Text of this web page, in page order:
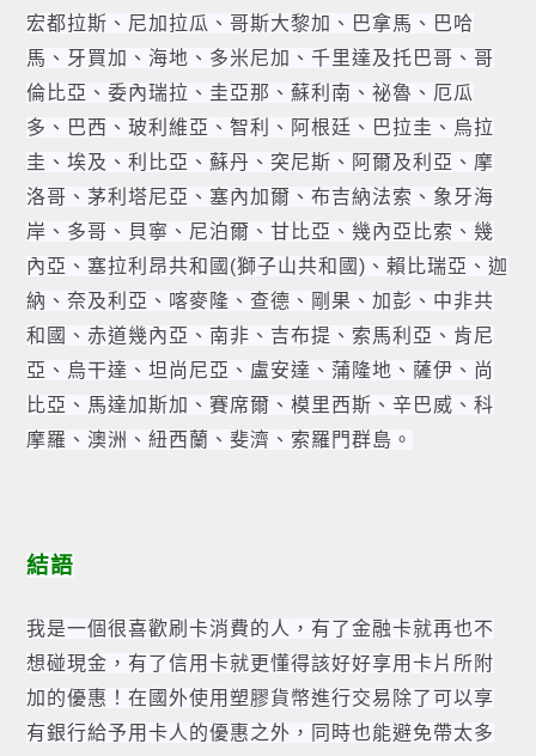
宏都拉斯、尼加拉瓜、哥斯大黎加、巴拿馬、巴哈
馬、牙買加、海地、多米尼加、千里達及托巴哥、哥
倫比亞、委內瑞拉、圭亞那、蘇利南、祕魯、厄瓜
多、巴西、玻利維亞、智利、阿根廷、巴拉圭、烏拉
圭、埃及、利比亞、蘇丹、突尼斯、阿爾及利亞、摩
洛哥、茅利塔尼亞、塞內加爾、布吉納法索、象牙海
岸、多哥、貝寧、尼泊爾、甘比亞、幾內亞比索、幾
內亞、 塞拉利昂共和國(獅子山共和國) 、賴比瑞亞、迦
納、奈及利亞、喀麥隆、查德、剛果、加彭、中非共
和國、赤道幾內亞、南非、吉布提、索馬利亞、肯尼
亞、烏干達、坦尚尼亞、盧安達、蒲隆地、薩伊、尚
比亞、馬達加斯加、賽席爾、模里西斯、辛巴威、科
摩羅、澳洲、紐西蘭、斐濟、索羅門群島。
結語
我是一個很喜歡刷卡消費的人，有了金融卡就再也不
想碰現金，有了信用卡就更懂得該好好享用卡片所附
加的優惠！在國外使用塑膠貨幣進行交易除了可以享
有銀行給予用卡人的優惠之外，同時也能避免帶太多